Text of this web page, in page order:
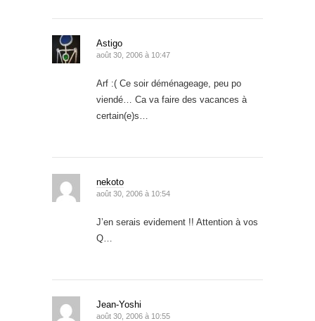
Astigo
août 30, 2006 à 10:47
Arf :( Ce soir déménageage, peu po
viendé… Ca va faire des vacances à
certain(e)s…
nekoto
août 30, 2006 à 10:54
J’en serais evidement !! Attention à vos
Q…
Jean-Yoshi
août 30, 2006 à 10:55